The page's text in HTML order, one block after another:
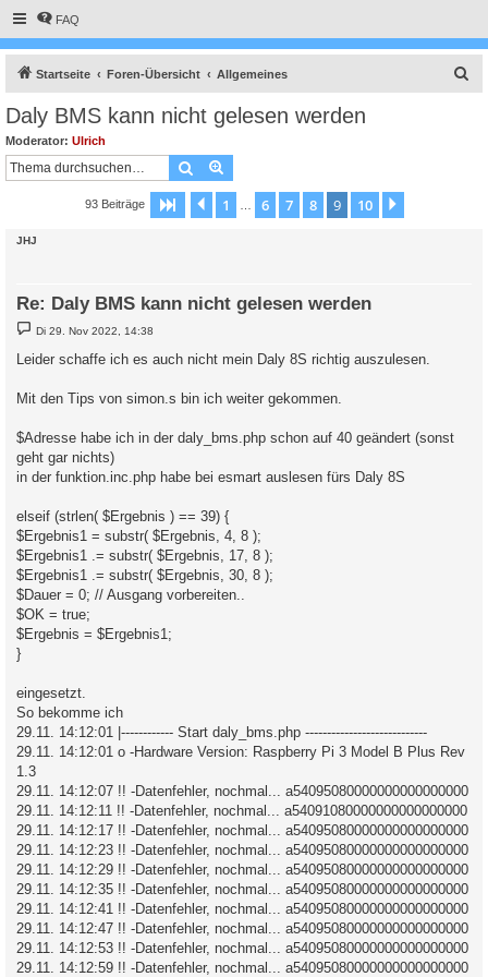
FAQ
Startseite Foren-Übersicht Allgemeines
Daly BMS kann nicht gelesen werden
Moderator: Ulrich
Suche
93 Beiträge Seite von 10
Vorherige
1 6 7 8 9 10
JHJ
Re: Daly BMS kann nicht gelesen werden
B
e
i
t
g
Di 29. Nov 2022, 14:38
Leider schaffe ich es auch nicht mein Daly 8S richtig auszulesen.
Mit den Tips von simon.s bin ich weiter gekommen.
$Adresse habe ich in der daly_bms.php schon auf 40 geändert (sonst
geht gar nichts)
in der funktion.inc.php habe bei esmart auslesen fürs Daly 8S
elseif (strlen( $Ergebnis ) == 39) {
$Ergebnis1 = substr( $Ergebnis, 4, 8 );
$Ergebnis1 .= substr( $Ergebnis, 17, 8 );
$Ergebnis1 .= substr( $Ergebnis, 30, 8 );
$Dauer = 0; // Ausgang vorbereiten..
$OK = true;
$Ergebnis = $Ergebnis1;
}
eingesetzt.
So bekomme ich
29.11. 14:12:01 |------------ Start daly_bms.php ----------------------------
29.11. 14:12:01 o -Hardware Version: Raspberry Pi 3 Model B Plus Rev
1.3
29.11. 14:12:07 !! -Datenfehler, nochmal... a54095080000000000000000
29.11. 14:12:11 !! -Datenfehler, nochmal... a54091080000000000000000
29.11. 14:12:17 !! -Datenfehler, nochmal... a54095080000000000000000
29.11. 14:12:23 !! -Datenfehler, nochmal... a54095080000000000000000
29.11. 14:12:29 !! -Datenfehler, nochmal... a54095080000000000000000
29.11. 14:12:35 !! -Datenfehler, nochmal... a54095080000000000000000
29.11. 14:12:41 !! -Datenfehler, nochmal... a54095080000000000000000
29.11. 14:12:47 !! -Datenfehler, nochmal... a54095080000000000000000
29.11. 14:12:53 !! -Datenfehler, nochmal... a54095080000000000000000
29.11. 14:12:59 !! -Datenfehler, nochmal... a54095080000000000000000